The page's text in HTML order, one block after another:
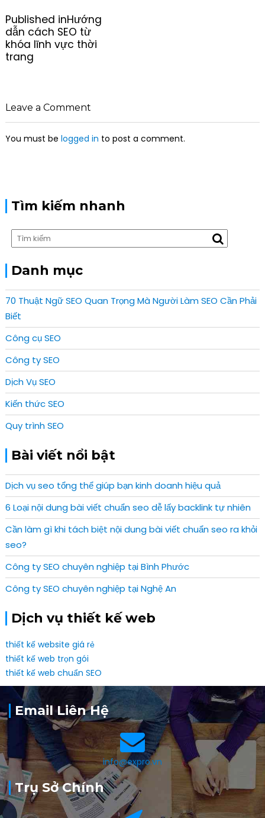
o
s
t
n
i
g
t
Published inHướng
dẫn cách SEO từ
khóa lĩnh vực thời
trang
Leave a Comment
You must be logged in to post a comment.
Tìm kiếm nhanh
Danh mục
70 Thuật Ngữ SEO Quan Trọng Mà Người Làm SEO Cần Phải
Biết
Công cụ SEO
Công ty SEO
Dịch Vụ SEO
Kiến thức SEO
Quy trình SEO
Bài viết nổi bật
Dịch vụ seo tổng thể giúp bạn kinh doanh hiệu quả
6 Loại nội dung bài viết chuẩn seo dễ lấy backlink tự nhiên
Cần làm gì khi tách biệt nội dung bài viết chuẩn seo ra khỏi
seo?
Công ty SEO chuyên nghiệp tại Bình Phước
Công ty SEO chuyên nghiệp tại Nghệ An
Dịch vụ thiết kế web
thiết kế website giá rẻ
thiết kế web trọn gói
thiết kế web chuẩn SEO
Email Liên Hệ
info@expro.vn
Trụ Sở Chính